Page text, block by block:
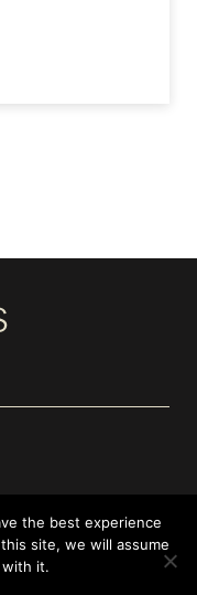
the best experience
site, we will assume
it.